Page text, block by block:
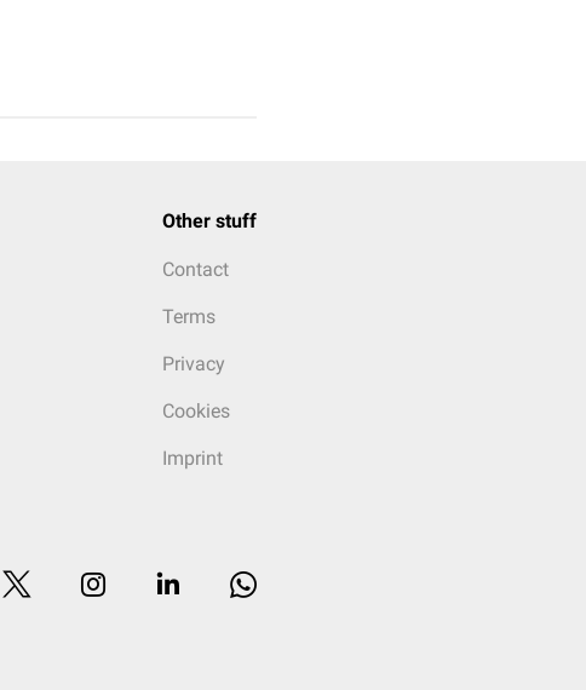
Other stuff
Contact
Terms
Privacy
Cookies
Imprint